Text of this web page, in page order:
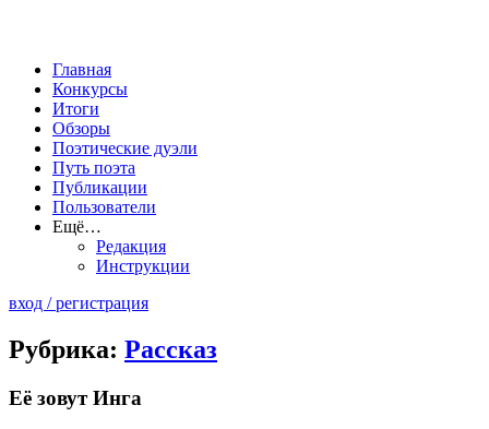
Главная
Конкурсы
Итоги
Обзоры
Поэтические дуэли
Путь поэта
Публикации
Пользователи
Ещё…
Редакция
Инструкции
вход / регистрация
Рубрика: Рассказ
Её зовут Инга